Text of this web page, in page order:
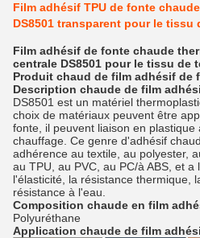
Film adhésif TPU de fonte
DS8501 transparent pour le tissu
Film adhésif de fonte chaude
centrale DS8501 pour le tissu de
Produit chaud de film adhésif de
Description chaude de film
DS8501 est un matériel
choix de matériaux peuvent être
fonte, il peuvent liaison en
chauffage. Ce genre d'adhésif
adhérence au textile, au polyester,
au TPU, au PVC, au PC/à ABS, et a
l'élasticité, la résistance thermique,
résistance à l'eau.
Composition chaude en film
Polyuréthane
Application chaude de film